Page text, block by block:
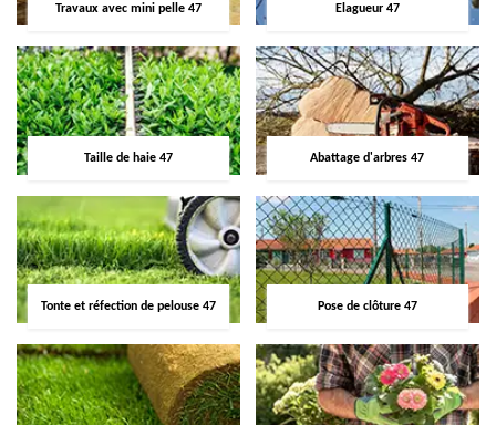
Travaux avec mini pelle 47 Elagueur 47
Taille de haie 47 Abattage d'arbres 47
Tonte et réfection de pelouse 47 Pose de clôture 47